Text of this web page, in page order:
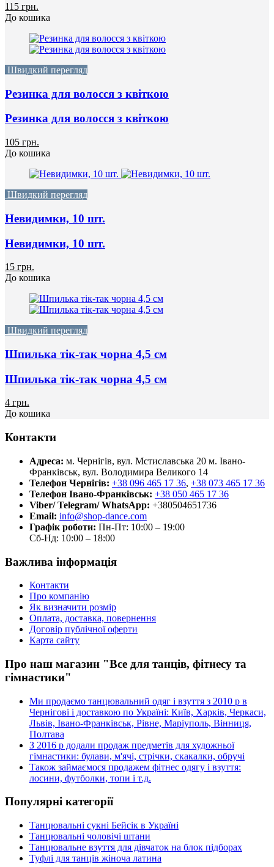
115 грн.
До кошика
Швидкий перегляд
Резинка для волосся з квіткою
Резинка для волосся з квіткою
105 грн.
До кошика
Швидкий перегляд
Невидимки, 10 шт.
Невидимки, 10 шт.
15 грн.
До кошика
Швидкий перегляд
Шпилька тік-так чорна 4,5 см
Шпилька тік-так чорна 4,5 см
4 грн.
До кошика
Контакти
Адреса: м. Чернігів, вул. Мстиславська 20 м. Івано-
Франківськ, вул. Володимира Великого 14
Телефон Чернігів: +38 096 465 17 36, +38 073 465 17 36
Телефон Івано-Франківськ: +38 050 465 17 36
Viber/ Telegram/ WhatsApp: +380504651736
Email: info@shop-dance.com
Графік роботи: Пн-Пт: 10:00 – 19:00
Сб-Нд: 10:00 – 18:00
Важлива інформація
Контакти
Про компанію
Як визначити розмір
Оплата, доставка, повернення
Договір публічної оферти
Карта сайту
Про наш магазин "Все для танців, фітнесу та
гімнастики"
Ми продаємо танцювальний одяг і взуття з 2010 р в
Чернігові і доставкою по Україні: Київ, Харків, Черкаси,
Львів, Івано-Франківськ, Рівне, Маріуполь, Вінниця,
Полтава
З 2016 р додали продаж предметів для художньої
гімнастики: булави, м'ячі, стрічки, скакалки, обручі
Також займаємося продажем фітнес одягу і взуття:
лосини, футболки, топи і т.д.
Популярні категорії
Танцювальні сукні Бейсік в Україні
Танцювальні чоловічі штани
Танцювальне взуття для дівчаток на блок підборах
Туфлі для танців жіноча латина